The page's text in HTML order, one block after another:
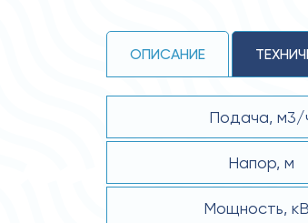
ОПИСАНИЕ
Подача, м3/
Напор, м
Мощность,